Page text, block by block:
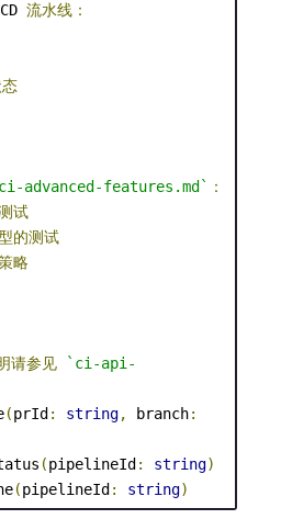
CD 流水线：
advanced-features.md` ：
试
的测试
略
请参见
`ci-api-
(prId : string, branch:
(pipelineId : string)
(pipelineId : string)